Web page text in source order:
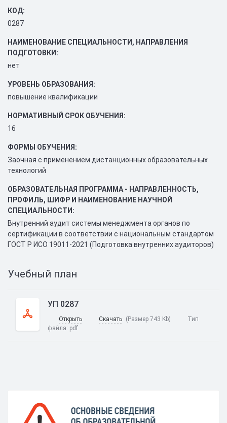
КОД:
0287
НАИМЕНОВАНИЕ СПЕЦИАЛЬНОСТИ, НАПРАВЛЕНИЯ
ПОДГОТОВКИ:
нет
УРОВЕНЬ ОБРАЗОВАНИЯ:
повышение квалификации
НОРМАТИВНЫЙ СРОК ОБУЧЕНИЯ:
16
ФОРМЫ ОБУЧЕНИЯ:
Заочная с применением дистанционных образовательных
технологий
ОБРАЗОВАТЕЛЬНАЯ ПРОГРАММА - НАПРАВЛЕННОСТЬ,
ПРОФИЛЬ, ШИФР И НАИМЕНОВАНИЕ НАУЧНОЙ
СПЕЦИАЛЬНОСТИ:
Внутренний аудит системы менеджмента органов по
сертификации в соответствии с национальным стандартом
ГОСТ Р ИСО 19011-2021 (Подготовка внутренних аудиторов)
Учебный план
УП 0287
Открыть Скачать (Размер 743 Kb)
Тип
файла: pdf